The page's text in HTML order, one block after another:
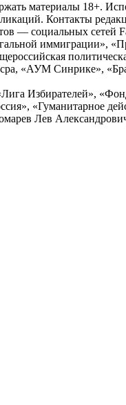
материалы 18+.
Контакты
— социальных сетей
«АУМ Синрике»,
Избирателей»,
«Гуманитарное
Лев